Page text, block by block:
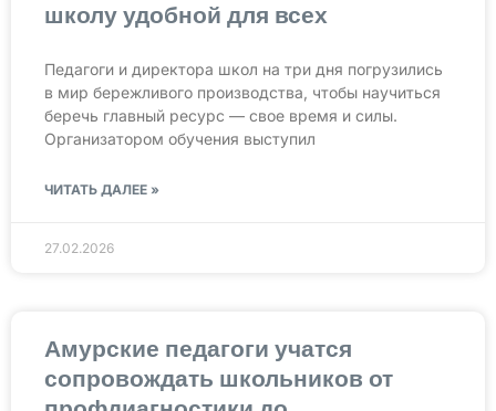
школу удобной для всех
Педагоги и директора школ на три дня погрузились
в мир бережливого производства, чтобы научиться
беречь главный ресурс — свое время и силы.
Организатором обучения выступил
ЧИТАТЬ ДАЛЕЕ »
27.02.2026
Амурские педагоги учатся
сопровождать школьников от